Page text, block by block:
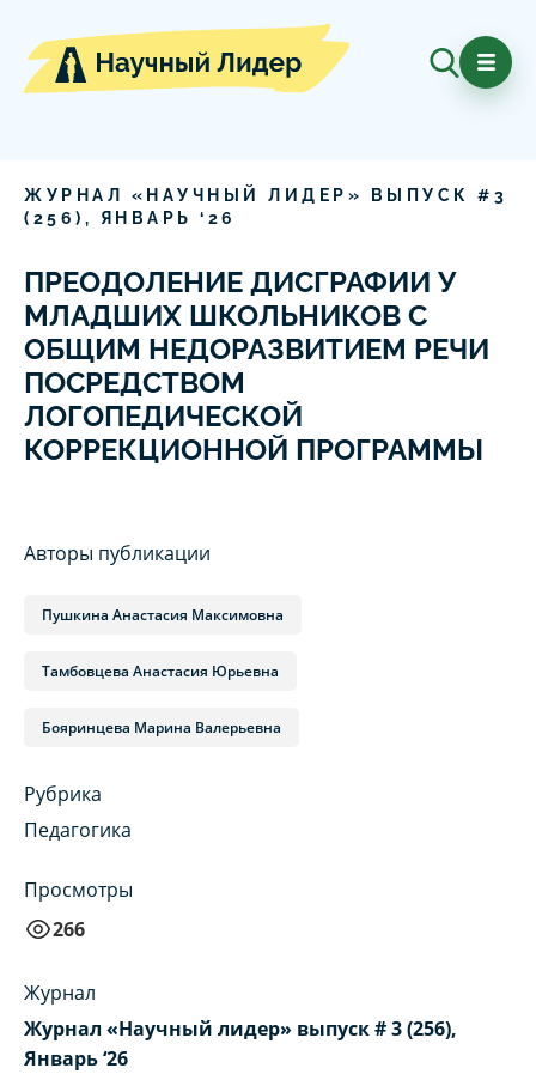
ЖУРНАЛ «НАУЧНЫЙ ЛИДЕР» ВЫПУСК # 3
( 256 ), ЯНВАРЬ ‘ 26
ПРЕОДОЛЕНИЕ ДИСГРАФИИ У
МЛАДШИХ ШКОЛЬНИКОВ С
ОБЩИМ НЕДОРАЗВИТИЕМ РЕЧИ
ПОСРЕДСТВОМ
ЛОГОПЕДИЧЕСКОЙ
КОРРЕКЦИОННОЙ ПРОГРАММЫ
Авторы публикации
Пушкина Анастасия Максимовна
Тамбовцева Анастасия Юрьевна
Бояринцева Марина Валерьевна
Рубрика
Педагогика
Просмотры
266
Журнал
Журнал «Научный лидер» выпуск # 3 (256),
Январь ‘26